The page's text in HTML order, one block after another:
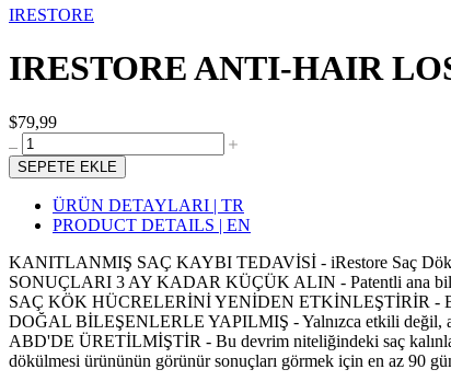
IRESTORE
IRESTORE ANTI-HAIR
$79,99
SEPETE EKLE
ÜRÜN DETAYLARI | TR
PRODUCT DETAILS | EN
KANITLANMIŞ SAÇ KAYBI TEDAVİSİ - iRestore Saç
SONUÇLARI 3 AY KADAR KÜÇÜK ALIN - Patentli ana
SAÇ KÖK HÜCRELERİNİ YENİDEN ETKİNLEŞTİRİR -
DOĞAL BİLEŞENLERLE YAPILMIŞ - Yalnızca etkili değil,
ABD'DE ÜRETİLMİŞTİR - Bu devrim niteliğindeki saç
dökülmesi ürününün görünür sonuçları görmek için en az 90